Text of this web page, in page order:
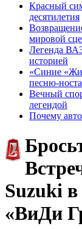
Красный
десятилетия
мировой
Легенда
историей
«Синие
песню-
Вечный
легендой
Почему
Suzuki
«ВиДи